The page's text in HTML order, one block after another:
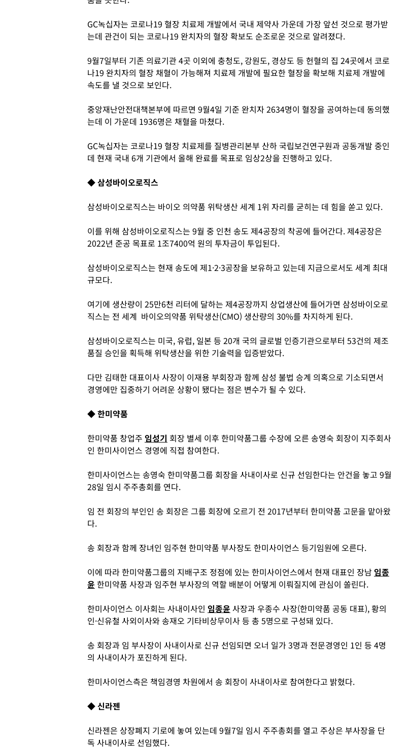
GC녹십자는 코로나19 혈장 치료제 개발에서 국내 제약사 가운데 가장 앞선 것으로 평가받
는데 관건이 되는 코로나19 완치자의 혈장 확보도 순조로운 것으로 알려졌다.
9월7일부터 기존 의료기관 4곳 이외에 충청도, 강원도, 경상도 등 헌혈의 집 24곳에서 코로
나19 완치자의 혈장 채혈이 가능해져 치료제 개발에 필요한 혈장을 확보해 치료제 개발에
속도를 낼 것으로 보인다.
중앙재난안전대책본부에 따르면 9월4일 기준 완치자 2634명이 혈장을 공여하는데 동의했
는데 이 가운데 1936명은 채혈을 마쳤다.
GC녹십자는 코로나19 혈장 치료제를 질병관리본부 산하 국립보건연구원과 공동개발 중인
데 현재 국내 6개 기관에서 올해 완료를 목표로 임상2상을 진행하고 있다.
◆ 삼성바이오로직스
삼성바이오로직스는 바이오 의약품 위탁생산 세계 1위 자리를 굳히는 데 힘을 쏟고 있다.
이를 위해 삼성바이오로직스는 9월 중 인천 송도 제4공장의 착공에 들어간다. 제4공장은
2022년 준공 목표로 1조7400억 원의 투자금이 투입된다.
삼성바이오로직스는 현재 송도에 제1·2·3공장을 보유하고 있는데 지금으로서도 세계 최대
규모다.
여기에 생산량이 25만6천 리터에 달하는 제4공장까지 상업생산에 들어가면 삼성바이오로
직스는 전 세계 바이오의약품 위탁생산(CMO) 생산량의 30%를 차지하게 된다.
삼성바이오로직스는 미국, 유럽, 일본 등 20개 국의 글로벌 인증기관으로부터 53건의 제조
품질 승인을 획득해 위탁생산을 위한 기술력을 입증받았다.
다만 김태한 대표이사 사장이 이재용 부회장과 함께 삼성 불법 승계 의혹으로 기소되면서
경영에만 집중하기 어려운 상황이 됐다는 점은 변수가 될 수 있다.
◆ 한미약품
한미약품 창업주 임성기 회장 별세 이후 한미약품그룹 수장에 오른 송영숙 회장이 지주회사
인 한미사이언스 경영에 직접 참여한다.
한미사이언스는 송영숙 한미약품그룹 회장을 사내이사로 신규 선임한다는 안건을 놓고 9월
28일 임시 주주총회를 연다.
임 전 회장의 부인인 송 회장은 그룹 회장에 오르기 전 2017년부터 한미약품 고문을 맡아왔
다.
송 회장과 함께 장녀인 임주현 한미약품 부사장도 한미사이언스 등기임원에 오른다.
이에 따라 한미약품그룹의 지배구조 정점에 있는 한미사이언스에서 현재 대표인 장남 임종
윤 한미약품 사장과 임주현 부사장의 역할 배분이 어떻게 이뤄질지에 관심이 쏠린다.
한미사이언스 이사회는 사내이사인 임종윤 사장과 우종수 사장(한미약품 공동 대표), 황의
인·신유철 사외이사와 송재오 기타비상무이사 등 총 5명으로 구성돼 있다.
송 회장과 임 부사장이 사내이사로 신규 선임되면 오너 일가 3명과 전문경영인 1인 등 4명
의 사내이사가 포진하게 된다.
한미사이언스측은 책임경영 차원에서 송 회장이 사내이사로 참여한다고 밝혔다.
◆ 신라젠
신라젠은 상장폐지 기로에 놓여 있는데 9월7일 임시 주주총회를 열고 주상은 부사장을 단
독 사내이사로 선임했다.